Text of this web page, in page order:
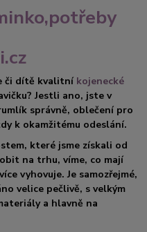
či dítě kvalitní kojenecké
Jestli ano, jste v
správně, oblečení pro
k okamžitému odeslání.
které jsme získali od
na trhu, víme, co mají
vyhovuje. Je samozřejmé,
velice pečlivě, s velkým
a hlavně na